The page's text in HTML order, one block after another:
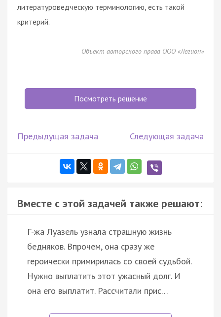
литературоведческую терминологию, есть такой
критерий.
Объект авторского права ООО «Легион»
Посмотреть решение
Предыдущая задача Следующая задача
Вместе с этой задачей также решают:
Г-жа Луазель узнала страшную жизнь
бедняков. Впрочем, она сразу же
героически примирилась со своей судьбой.
Нужно выплатить этот ужасный долг. И
она его выплатит. Рассчитали прис…